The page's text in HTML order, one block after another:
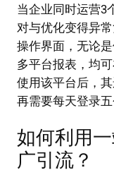
当企业同时运营3
对与优化变得异
操作界面，无论
多平台报表，均
使用该平台后，
再需要每天登录五
如何利用
广引流？